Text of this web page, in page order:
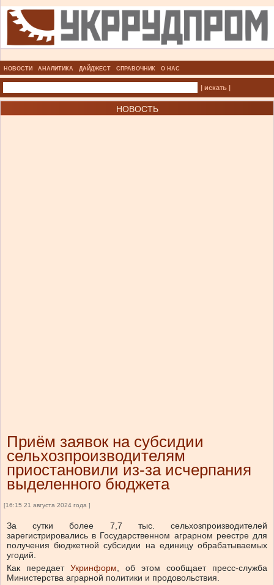
НОВОСТИ АНАЛИТИКА ДАЙДЖЕСТ СПРАВОЧНИК О НАС
| искать |
НОВОСТЬ
Приём заявок на субсидии
сельхозпроизводителям
приостановили из-за исчерпания
выделенного бюджета
[16:15 21 августа 2024 года ]
За сутки более 7,7 тыс. сельхозпроизводителей
зарегистрировались в Государственном аграрном реестре для
получения бюджетной субсидии на единицу обрабатываемых
угодий.
Как передает Укринформ, об этом сообщает пресс-служба
Министерства аграрной политики и продовольствия.